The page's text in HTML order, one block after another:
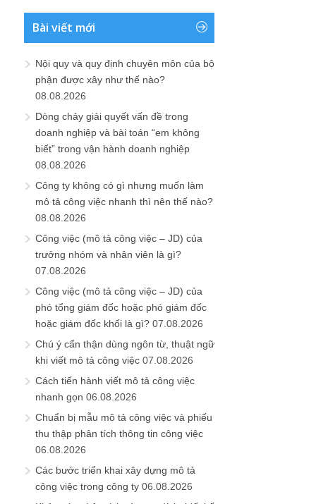
Bài viết mới
Nội quy và quy định chuyên môn của bộ
phận được xây như thế nào?
08.08.2026
Dòng chảy giải quyết vấn đề trong
doanh nghiệp và bài toán “em không
biết” trong vận hành doanh nghiệp
08.08.2026
Công ty không có gì nhưng muốn làm
mô tả công việc nhanh thì nên thế nào?
08.08.2026
Công việc (mô tả công việc – JD) của
trưởng nhóm và nhân viên là gì?
07.08.2026
Công việc (mô tả công việc – JD) của
phó tổng giám đốc hoặc phó giám đốc
hoặc giám đốc khối là gì? 07.08.2026
Chú ý cẩn thận dùng ngôn từ, thuật ngữ
khi viết mô tả công việc 07.08.2026
Cách tiến hành viết mô tả công việc
nhanh gọn 06.08.2026
Chuẩn bị mẫu mô tả công việc và phiếu
thu thập phân tích thông tin công việc
06.08.2026
Các bước triển khai xây dựng mô tả
công việc trong công ty 06.08.2026